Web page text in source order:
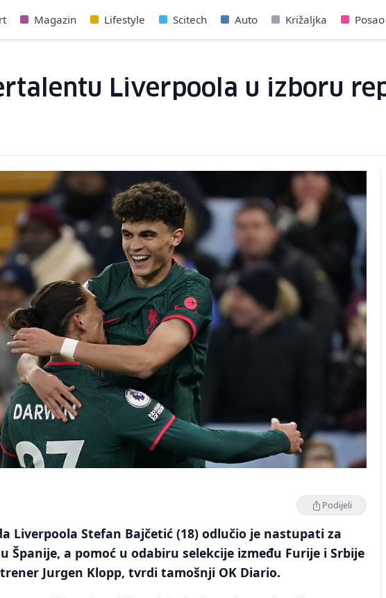
Magazin Lifestyle Scitech Auto Križaljka Posao
Liverpoola u izboru
Podijeli
Liverpoola Stefan Bajčetić (18) odlučio je nastupati za
Španije, a pomoć u odabiru selekcije između Furije i Srbije
Jurgen Klopp, tvrdi tamošnji OK Diario.